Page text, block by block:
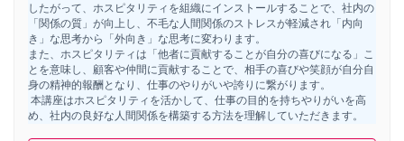
したがって、ホスピタリティを組織にインストールすることで、社内の
「関係の質」が向上し、不毛な人間関係のストレスが軽減され「内向
き」な思考から「外向き」な思考に変わります。
また、ホスピタリティは「他者に貢献することが自分の喜びになる」こ
とを意味し、顧客や仲間に貢献することで、相手の喜びや笑顔が自分自
身の精神的報酬となり、仕事のやりがいや誇りに繋がります。
本講座はホスピタリティを活かして、仕事の目的を持ちやりがいを高
め、社内の良好な人間関係を構築する方法を理解していただきます。